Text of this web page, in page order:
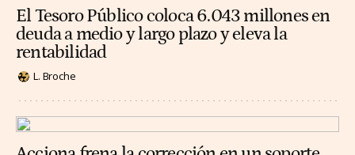
El Tesoro Público coloca 6.043 millones en
deuda a medio y largo plazo y eleva la
rentabilidad
L. Broche